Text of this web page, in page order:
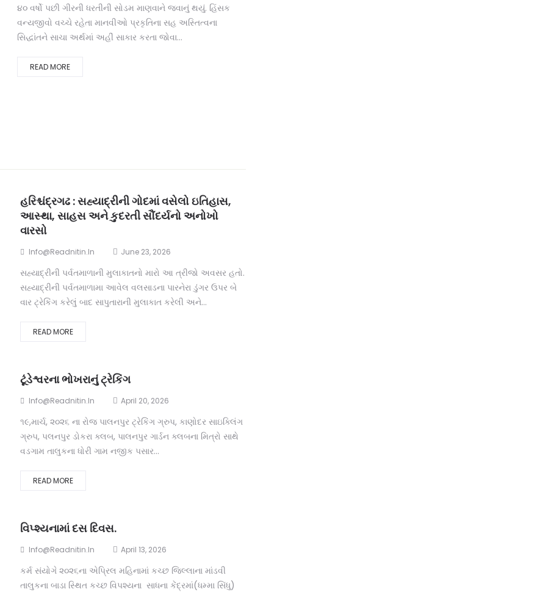
૪૦ વર્ષો પછી ગીરની ધરતીની સોડમ માણવાને જવાનું થયું. હિંસક
વન્યજીવો વચ્ચે રહેતા માનવીઓ પ્રકૃતિના સહ અસ્તિત્વના
સિદ્ધાંતને સાચા અર્થમાં અહીં સાકાર કરતા જોવા...
READ MORE
હરિશ્ચંદ્રગઢ : સહ્યાદ્રીની ગોદમાં વસેલો ઇતિહાસ,
આસ્થા, સાહસ અને કુદરતી સૌંદર્યનો અનોખો
વારસો
Info@readnitin.in June 23, 2026
સહ્યાદ્રીની પર્વતમાળાની મુલાકાતનો મારો આ ત્રીજો અવસર હતો.
સહ્યાદ્રીની પર્વતમાળામા આવેલ વલસાડના પારનેરા ડુંગર ઉપર બે
વાર ટ્રેકિંગ કરેલું બાદ સાપુતારાની મુલાકાત કરેલી અને...
READ MORE
ટૂંડેશ્વરના ભોખરાનું ટ્રેકિંગ
Info@readnitin.in April 20, 2026
૧૯,માર્ચ, ૨૦૨૬ ના રોજ પાલનપુર ટ્રેકિંગ ગ્રુપ, કાણોદર સાઇક્લિંગ
ગ્રુપ, પલનપુર ડોકરા ક્લબ, પાલનપુર ગાર્ડન ક્લબના મિત્રો સાથે
વડગામ તાલુકના ધોરી ગામ નજીક પસાર...
READ MORE
વિપ્શ્યનામાં દસ દિવસ.
Info@readnitin.in April 13, 2026
કર્મ સંયોગે ૨૦૨૬ના એપ્રિલ મહિનામાં કચ્છ જિલ્લાના માંડવી
તાલુકના બાડા સ્થિત કચ્છ વિપશ્યના સાધના કેંદ્રમાં(ધમ્મા સિંધુ)